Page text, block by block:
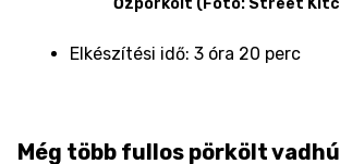
Őzpörkölt (Fotó: Street
Elkészítési idő: 3 óra 20 perc
Még több fullos pörkölt